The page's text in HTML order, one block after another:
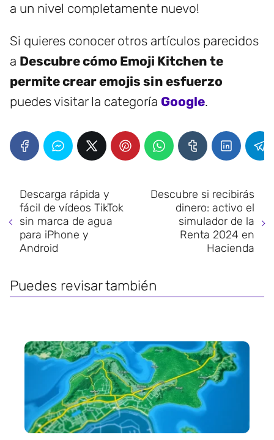
a un nivel completamente nuevo!
Si quieres conocer otros artículos parecidos
a Descubre cómo Emoji Kitchen te
permite crear emojis sin esfuerzo
puedes visitar la categoría Google.
Descarga rápida y
fácil de vídeos TikTok
sin marca de agua
para iPhone y
Android
Descubre si recibirás
dinero: activo el
simulador de la
Renta 2024 en
Hacienda
Puedes revisar también